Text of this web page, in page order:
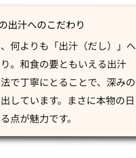
出汁へのこだわり
何よりも「出汁（だし）」へ
。和食の要ともいえる出汁
で丁寧にとることで、深みの
しています。まさに本物の日
点が魅力です。